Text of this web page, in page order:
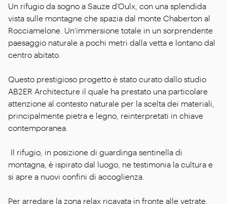
Un rifugio da sogno a Sauze d’Oulx, con una splendida
vista sulle montagne che spazia dal monte Chaberton al
Rocciamelone. Un’immersione totale in un sorprendente
paesaggio naturale a pochi metri dalla vetta e lontano dal
centro abitato.
Questo prestigioso progetto è stato curato dallo studio
AB2ER Architecture il quale ha prestato una particolare
attenzione al contesto naturale per la scelta dei materiali,
principalmente pietra e legno, reinterpretati in chiave
contemporanea.
Il rifugio, in posizione di guardinga sentinella di
montagna, è ispirato dal luogo, ne testimonia la cultura e
si apre a nuovi confini di accoglienza.
Per arredare la zona relax ricavata in fronte alle vetrate,